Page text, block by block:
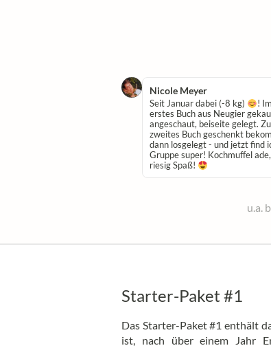
Nicole Meyer
Seit Januar dabei (-8 kg)
!
erstes Buch aus Neugier
angeschaut, beiseite gelegt.
zweites Buch geschenkt
dann losgelegt - und jetzt find
Gruppe super! Kochmuffel
riesig Spaß!
u.a.
Starter-Paket #1
Das Starter-Paket #1 enthält
ist, nach über einem Jahr